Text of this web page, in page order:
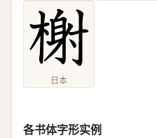
日本
各书体字形实例